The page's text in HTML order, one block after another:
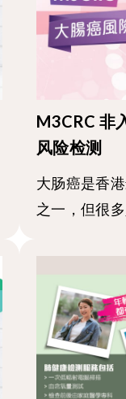
M3CRC 非
风险检测
大肠癌是香
之一，但很